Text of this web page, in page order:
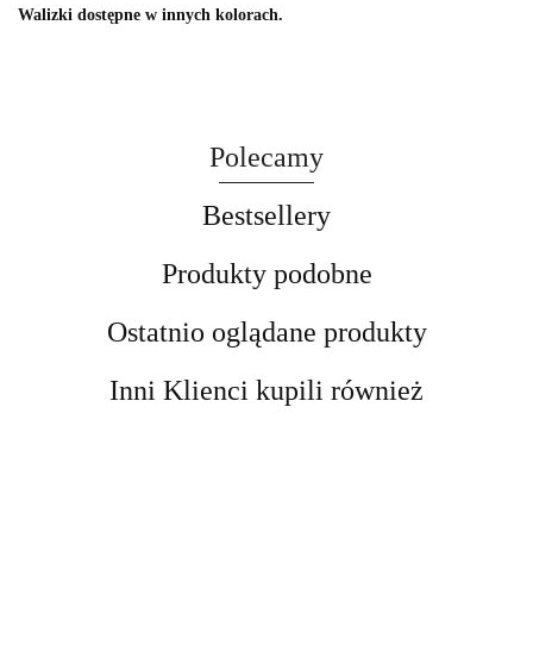
Walizki dostępne w innych kolorach.
Polecamy
Bestsellery
Produkty podobne
Ostatnio oglądane produkty
Inni Klienci kupili również